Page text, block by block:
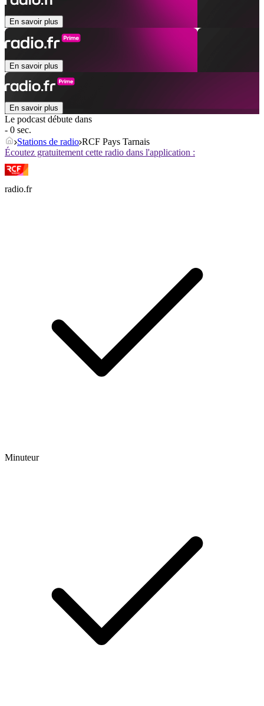
En savoir plus
En savoir plus
En savoir plus
Le podcast débute dans
- 0 sec.
Stations de radio RCF Pays Tarnais
Écoutez gratuitement cette radio dans l'application :
radio.fr
Minuteur